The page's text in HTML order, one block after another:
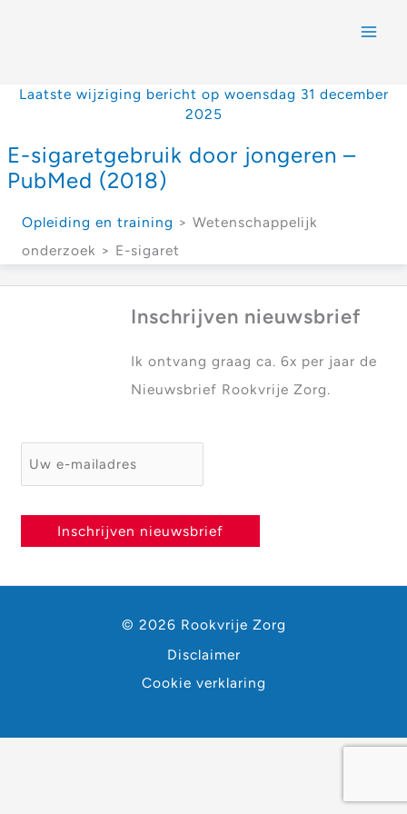
Laatste wijziging bericht op woensdag 31 december
2025
E-sigaretgebruik door jongeren –
PubMed (2018)
Opleiding en training > Wetenschappelijk
onderzoek > E-sigaret
Inschrijven nieuwsbrief
Ik ontvang graag ca. 6x per jaar de
Nieuwsbrief Rookvrije Zorg.
E-mailadres *
Inschrijven nieuwsbrief
© 2026 Rookvrije Zorg
Disclaimer
Cookie verklaring